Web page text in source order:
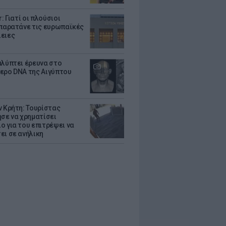
Γιατί οι πλούσιοι
τις ευρωπαϊκές
έρευνα στο
DNA της Αιγύπτου
Κρήτη: Τουρίστας
να χρηματίσει
για του επιτρέψει να
σε ανήλικη